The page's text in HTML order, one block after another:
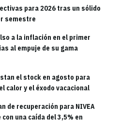
para 2026 tras un sólido
semestre
a la inflación en el primer
al empuje de su gama
el stock en agosto para
calor y el éxodo vacacional
de recuperación para NIVEA
una caída del 3,5% en